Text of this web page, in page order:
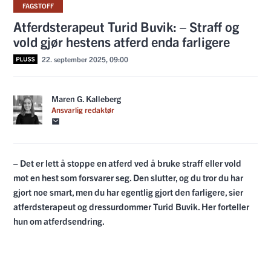
FAGSTOFF
Atferdsterapeut Turid Buvik: – Straff og
vold gjør hestens atferd enda farligere
22. september 2025, 09:00
Maren G. Kalleberg
Ansvarlig redaktør
– Det er lett å stoppe en atferd ved å bruke straff eller vold
mot en hest som forsvarer seg. Den slutter, og du tror du har
gjort noe smart, men du har egentlig gjort den farligere, sier
atferdsterapeut og dressurdommer Turid Buvik. Her forteller
hun om atferdsendring.